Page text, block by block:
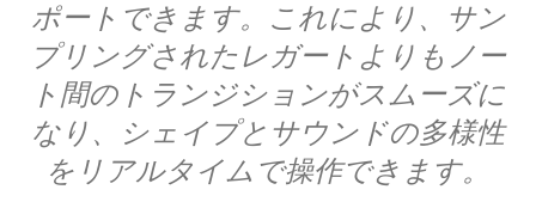
ポートできます。これにより、サン
プリングされたレガートよりもノー
ト間のトランジションがスムーズに
なり、シェイプとサウンドの多様性
をリアルタイムで操作できます。